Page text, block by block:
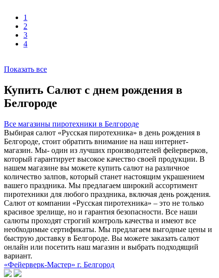
1
2
3
4
Показать все
Купить Салют с днем рождения в
Белгороде
Все магазины пиротехники в Белгороде
Выбирая салют «Русская пиротехника» в день рождения в
Белгороде, стоит обратить внимание на наш интернет-
магазин. Мы- один из лучших производителей фейерверков,
который гарантирует высокое качество своей продукции. В
нашем магазине вы можете купить салют на различное
количество залпов, который станет настоящим украшением
вашего праздника. Мы предлагаем широкий ассортимент
пиротехники для любого праздника, включая день рождения.
Салют от компании «Русская пиротехника» – это не только
красивое зрелище, но и гарантия безопасности. Все наши
салюты проходят строгий контроль качества и имеют все
необходимые сертификаты. Мы предлагаем выгодные цены и
быструю доставку в Белгороде. Вы можете заказать салют
онлайн или посетить наш магазин и выбрать подходящий
вариант.
«Фейерверк-Мастер» г. Белгород